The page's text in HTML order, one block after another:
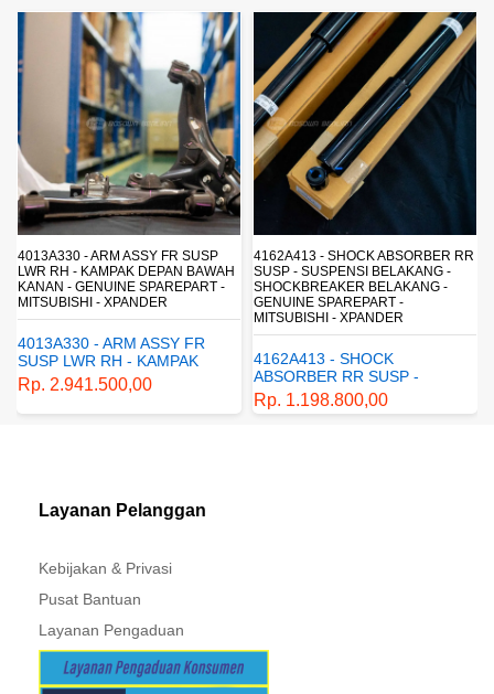
4013A330 - ARM ASSY FR SUSP
LWR RH - KAMPAK DEPAN BAWAH
KANAN - GENUINE SPAREPART -
MITSUBISHI - XPANDER
4013A330 - ARM ASSY FR
SUSP LWR RH - KAMPAK
DEPAN BAWAH KANAN -
GENUINE SPAREPART -
MITSUBISHI - XPANDER
Rp. 2.941.500,00
4162A413 - SHOCK ABSORBER RR
SUSP - SUSPENSI BELAKANG -
SHOCKBREAKER BELAKANG -
GENUINE SPAREPART -
MITSUBISHI - XPANDER
4162A413 - SHOCK
ABSORBER RR SUSP -
SUSPENSI BELAKANG -
SHOCKBREAKER BELAKANG
Rp. 1.198.800,00
Layanan Pelanggan
Kebijakan & Privasi
Pusat Bantuan
Layanan Pengaduan